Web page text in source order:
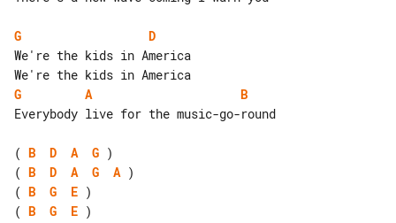
G
D
We're the kids in America
G
A
B
Everybody live for the music-go-round
( B D A G
( B D A G A
( B G E
( B G E )